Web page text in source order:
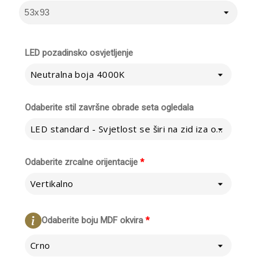
LED pozadinsko osvjetljenje
Neutralna boja 4000K
Odaberite stil završne obrade seta ogledala
LED standard - Svjetlost se širi na zid iza ogledala
*
Odaberite zrcalne orijentacije
Vertikalno
*
Odaberite boju MDF okvira
Crno